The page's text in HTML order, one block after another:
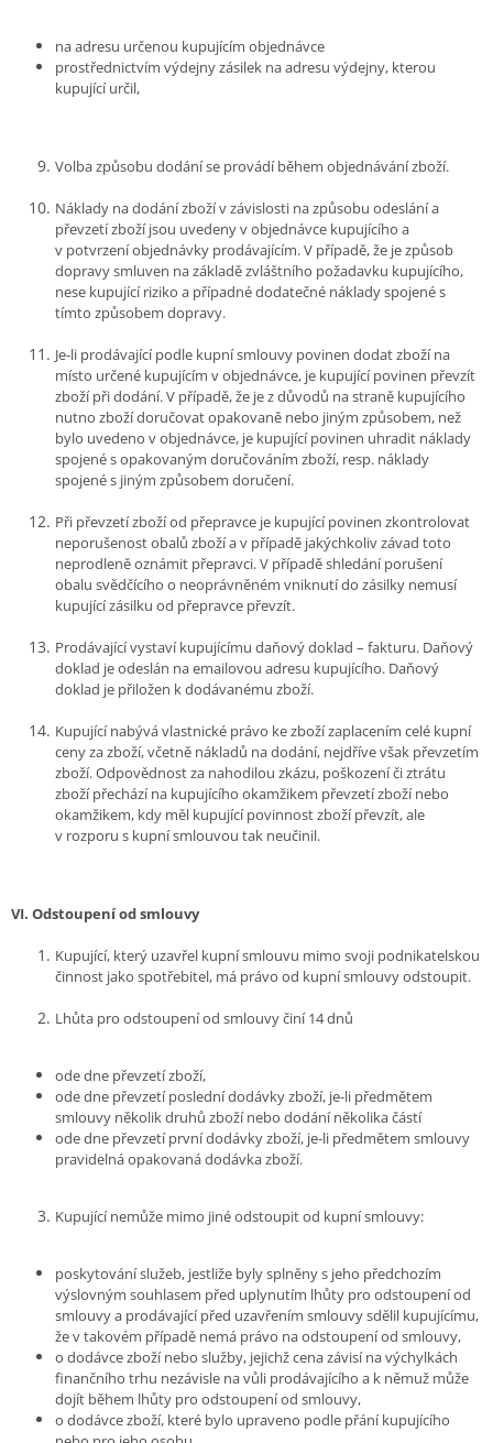
na adresu určenou kupujícím objednávce
prostřednictvím výdejny zásilek na adresu výdejny, kterou
kupující určil,
Volba způsobu dodání se provádí během objednávání zboží.
Náklady na dodání zboží v závislosti na způsobu odeslání a
převzetí zboží jsou uvedeny v objednávce kupujícího a
v potvrzení objednávky prodávajícím. V případě, že je způsob
dopravy smluven na základě zvláštního požadavku kupujícího,
nese kupující riziko a případné dodatečné náklady spojené s
tímto způsobem dopravy.
Je-li prodávající podle kupní smlouvy povinen dodat zboží na
místo určené kupujícím v objednávce, je kupující povinen převzít
zboží při dodání. V případě, že je z důvodů na straně kupujícího
nutno zboží doručovat opakovaně nebo jiným způsobem, než
bylo uvedeno v objednávce, je kupující povinen uhradit náklady
spojené s opakovaným doručováním zboží, resp. náklady
spojené s jiným způsobem doručení.
Při převzetí zboží od přepravce je kupující povinen zkontrolovat
neporušenost obalů zboží a v případě jakýchkoliv závad toto
neprodleně oznámit přepravci. V případě shledání porušení
obalu svědčícího o neoprávněném vniknutí do zásilky nemusí
kupující zásilku od přepravce převzít.
Prodávající vystaví kupujícímu daňový doklad – fakturu. Daňový
doklad je odeslán na emailovou adresu kupujícího. Daňový
doklad je přiložen k dodávanému zboží.
Kupující nabývá vlastnické právo ke zboží zaplacením celé kupní
ceny za zboží, včetně nákladů na dodání, nejdříve však převzetím
zboží. Odpovědnost za nahodilou zkázu, poškození či ztrátu
zboží přechází na kupujícího okamžikem převzetí zboží nebo
okamžikem, kdy měl kupující povinnost zboží převzít, ale
v rozporu s kupní smlouvou tak neučinil.
VI. Odstoupení od smlouvy
Kupující, který uzavřel kupní smlouvu mimo svoji podnikatelskou
činnost jako spotřebitel, má právo od kupní smlouvy odstoupit.
Lhůta pro odstoupení od smlouvy činí 14 dnů
ode dne převzetí zboží,
ode dne převzetí poslední dodávky zboží, je-li předmětem
smlouvy několik druhů zboží nebo dodání několika částí
ode dne převzetí první dodávky zboží, je-li předmětem smlouvy
pravidelná opakovaná dodávka zboží.
Kupující nemůže mimo jiné odstoupit od kupní smlouvy:
poskytování služeb, jestliže byly splněny s jeho předchozím
výslovným souhlasem před uplynutím lhůty pro odstoupení od
smlouvy a prodávající před uzavřením smlouvy sdělil kupujícímu,
že v takovém případě nemá právo na odstoupení od smlouvy,
o dodávce zboží nebo služby, jejichž cena závisí na výchylkách
finančního trhu nezávisle na vůli prodávajícího a k němuž může
dojít během lhůty pro odstoupení od smlouvy,
o dodávce zboží, které bylo upraveno podle přání kupujícího